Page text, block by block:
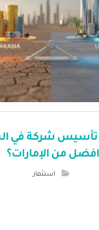
تأسيس شركة في
افضل من الإمارات؟
استثمار